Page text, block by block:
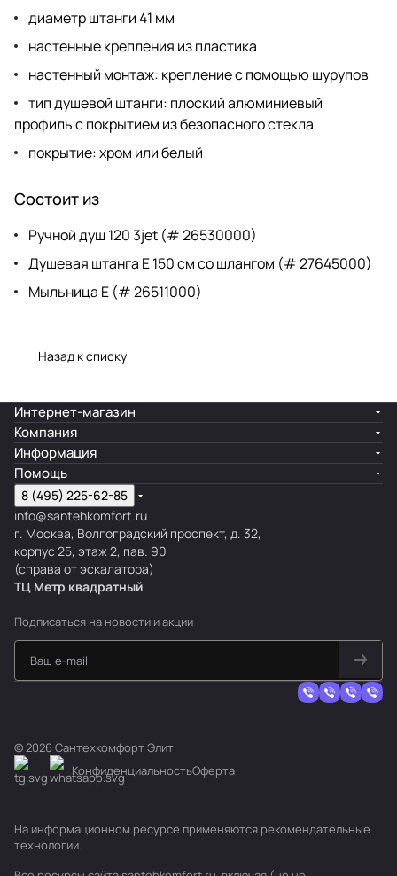
диаметр штанги 41 мм
настенные крепления из пластика
настенный монтаж: крепление с помощью шурупов
тип душевой штанги: плоский алюминиевый
профиль с покрытием из безопасного стекла
покрытие: хром или белый
Состоит из
Ручной душ 120 3jet (# 26530000)
Душевая штанга E 150 см со шлангом (# 27645000)
Мыльница E (# 26511000)
Назад к списку
Интернет-магазин
Компания
Информация
Помощь
8 (495) 225-62-85
info@santehkomfort.ru
г. Москва, Волгоградский проспект, д. 32,
корпус 25, этаж 2, пав. 90
(справа от эскалатора)
ТЦ Метр квадратный
Подписаться на новости и акции
© 2026 Сантехкомфорт Элит
КонфиденциальностьОферта
На информационном ресурсе применяются рекомендательные
технологии.